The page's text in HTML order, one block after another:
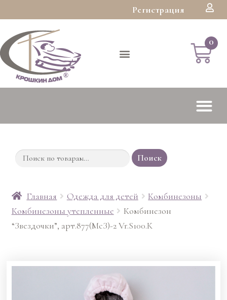
Регистрация
Поиск
Главная Одежда для детей
Комбинезоны
Комбинезоны утепленные
Комбинезон
“Звездочки”, арт.877(МсЗ)-2 Vr.S100.К